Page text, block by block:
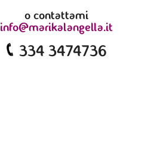
o contattami
info@marikalangella.it
334 3474736